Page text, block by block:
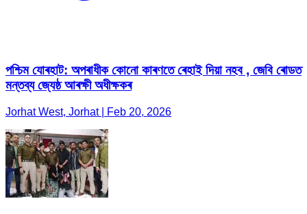
পশ্চিম যোৰহাট: অপৰাধীক কোনো কাৰণতে ৰেহাই দিয়া নহব , জেবি ৰোডত
মন্তব্য জ্যেষ্ঠ আৰক্ষী অধীক্ষকৰ
Jorhat West, Jorhat | Feb 20, 2026